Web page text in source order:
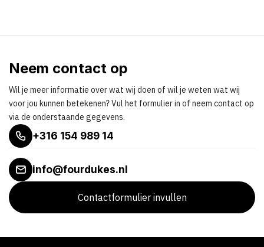
Neem contact op
Wil je meer informatie over wat wij doen of wil je weten wat wij
voor jou kunnen betekenen? Vul het formulier in of neem contact op
via de onderstaande gegevens.
+316 154 989 14
info@fourdukes.nl
Contactformulier invullen